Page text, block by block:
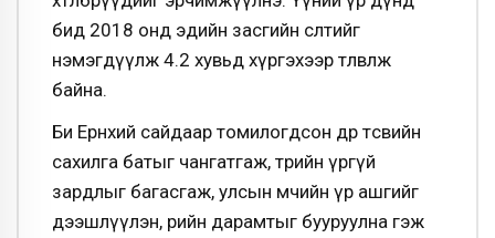
бид 2018 онд эдийн засгийн өсөлтийг
нэмэгдүүлж 4.2 хувьд хүргэхээр төлөвлөж
байна.
Би Ерөнхий сайдаар томилогдсон өдрөө төсвийн
сахилга батыг чангатгаж, төрийн үргүй
зардлыг багасгаж, улсын өмчийн үр ашгийг
дээшлүүлэн, өрийн дарамтыг бууруулна гэж